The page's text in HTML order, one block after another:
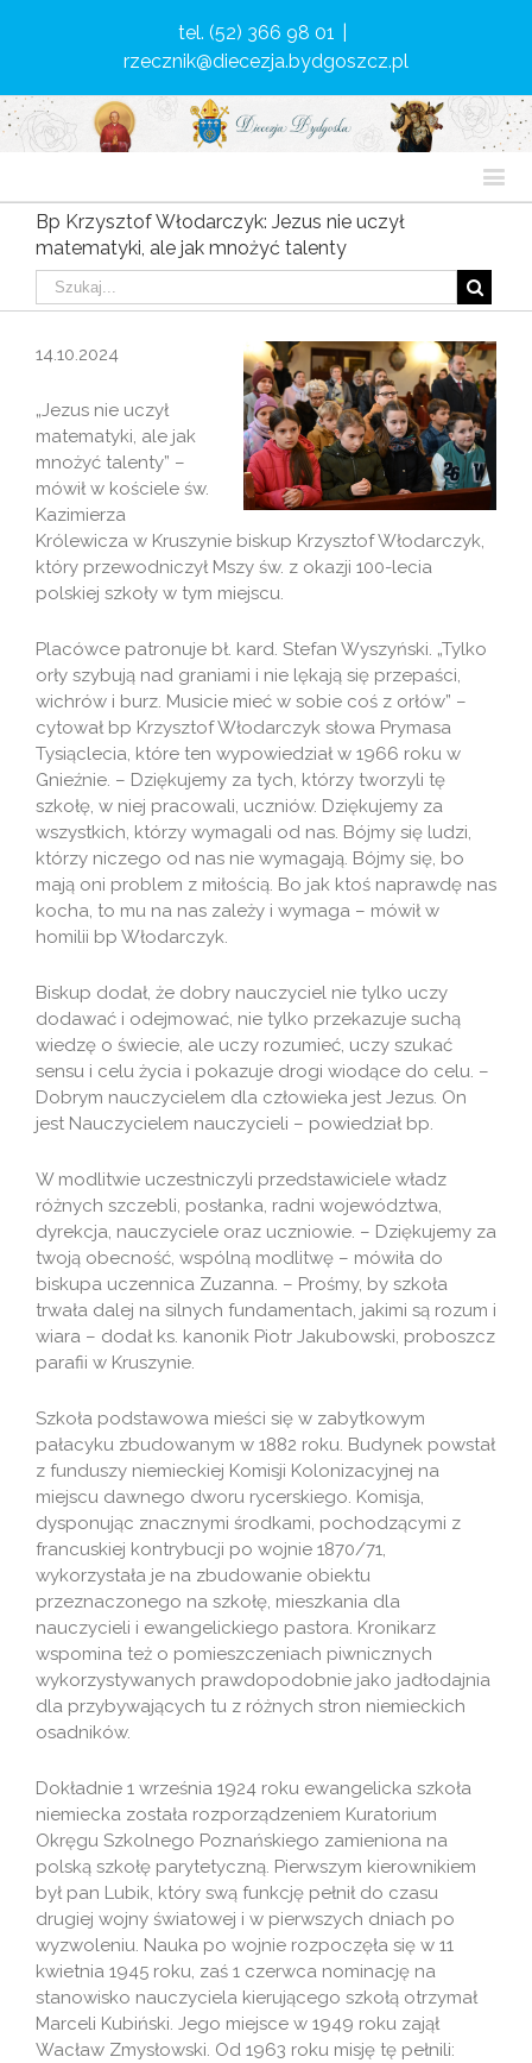
tel. (52) 366 98 01
rzecznik@diecezja.bydgoszcz.pl
Bp Krzysztof Włodarczyk: Jezus nie uczył
matematyki, ale jak mnożyć talenty
14.10.2024
„Jezus nie uczył
matematyki, ale jak
mnożyć talenty” –
mówił w kościele św.
Kazimierza
Królewicza w Kruszynie biskup Krzysztof Włodarczyk,
który przewodniczył Mszy św. z okazji 100-lecia
polskiej szkoły w tym miejscu.
Placówce patronuje bł. kard. Stefan Wyszyński. „Tylko
orły szybują nad graniami i nie lękają się przepaści,
wichrów i burz. Musicie mieć w sobie coś z orłów” –
cytował bp Krzysztof Włodarczyk słowa Prymasa
Tysiąclecia, które ten wypowiedział w 1966 roku w
Gnieźnie. – Dziękujemy za tych, którzy tworzyli tę
szkołę, w niej pracowali, uczniów. Dziękujemy za
wszystkich, którzy wymagali od nas. Bójmy się ludzi,
którzy niczego od nas nie wymagają. Bójmy się, bo
mają oni problem z miłością. Bo jak ktoś naprawdę nas
kocha, to mu na nas zależy i wymaga – mówił w
homilii bp Włodarczyk.
Biskup dodał, że dobry nauczyciel nie tylko uczy
dodawać i odejmować, nie tylko przekazuje suchą
wiedzę o świecie, ale uczy rozumieć, uczy szukać
sensu i celu życia i pokazuje drogi wiodące do celu. –
Dobrym nauczycielem dla człowieka jest Jezus. On
jest Nauczycielem nauczycieli – powiedział bp.
W modlitwie uczestniczyli przedstawiciele władz
różnych szczebli, posłanka, radni województwa,
dyrekcja, nauczyciele oraz uczniowie. – Dziękujemy za
twoją obecność, wspólną modlitwę – mówiła do
biskupa uczennica Zuzanna. – Prośmy, by szkoła
trwała dalej na silnych fundamentach, jakimi są rozum i
wiara – dodał ks. kanonik Piotr Jakubowski, proboszcz
parafii w Kruszynie.
Szkoła podstawowa mieści się w zabytkowym
pałacyku zbudowanym w 1882 roku. Budynek powstał
z funduszy niemieckiej Komisji Kolonizacyjnej na
miejscu dawnego dworu rycerskiego. Komisja,
dysponując znacznymi środkami, pochodzącymi z
francuskiej kontrybucji po wojnie 1870/71,
wykorzystała je na zbudowanie obiektu
przeznaczonego na szkołę, mieszkania dla
nauczycieli i ewangelickiego pastora. Kronikarz
wspomina też o pomieszczeniach piwnicznych
wykorzystywanych prawdopodobnie jako jadłodajnia
dla przybywających tu z różnych stron niemieckich
osadników.
Dokładnie 1 września 1924 roku ewangelicka szkoła
niemiecka została rozporządzeniem Kuratorium
Okręgu Szkolnego Poznańskiego zamieniona na
polską szkołę parytetyczną. Pierwszym kierownikiem
był pan Lubik, który swą funkcję pełnił do czasu
drugiej wojny światowej i w pierwszych dniach po
wyzwoleniu. Nauka po wojnie rozpoczęła się w 11
kwietnia 1945 roku, zaś 1 czerwca nominację na
stanowisko nauczyciela kierującego szkołą otrzymał
Marceli Kubiński. Jego miejsce w 1949 roku zajął
Wacław Zmysłowski. Od 1963 roku misję tę pełnili: